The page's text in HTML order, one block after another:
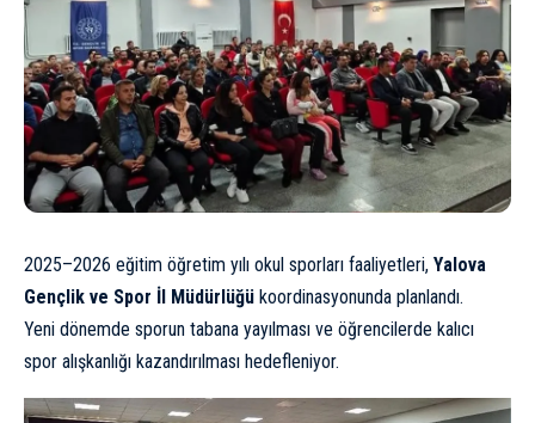
2025–2026 eğitim öğretim yılı okul sporları faaliyetleri, Yalova
Gençlik ve Spor İl Müdürlüğü koordinasyonunda planlandı.
Yeni dönemde sporun tabana yayılması ve öğrencilerde kalıcı
spor alışkanlığı kazandırılması hedefleniyor.